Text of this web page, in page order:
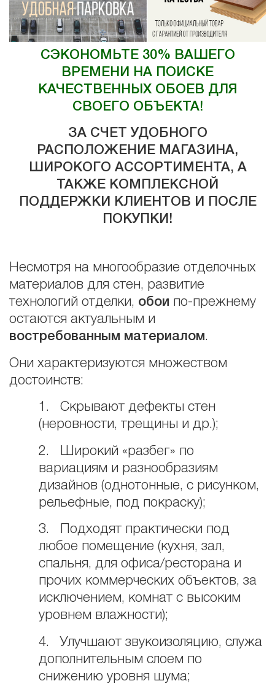
СЭКОНОМЬТЕ 30% ВАШЕГО
ВРЕМЕНИ НА ПОИСКЕ
КАЧЕСТВЕННЫХ ОБОЕВ ДЛЯ
СВОЕГО ОБЪЕКТА!
ЗА СЧЕТ УДОБНОГО
РАСПОЛОЖЕНИЕ МАГАЗИНА,
ШИРОКОГО АССОРТИМЕНТА, А
ТАКЖЕ КОМПЛЕКСНОЙ
ПОДДЕРЖКИ КЛИЕНТОВ И ПОСЛЕ
ПОКУПКИ!
Несмотря на многообразие отделочных
материалов для стен, развитие
технологий отделки, обои по-прежнему
остаются актуальным и
востребованным материалом.
Они характеризуются множеством
достоинств:
1. Cкрывают дефекты стен
(неровности, трещины и др.);
2. Широкий «разбег» по
вариациям и разнообразиям
дизайнов (однотонные, с рисунком,
рельефные, под покраску);
3. Подходят практически под
любое помещение (кухня, зал,
спальня, для офиса/ресторана и
прочих коммерческих объектов, за
исключением, комнат с высоким
уровнем влажности);
4. Улучшают звукоизоляцию, служа
дополнительным слоем по
снижению уровня шума;